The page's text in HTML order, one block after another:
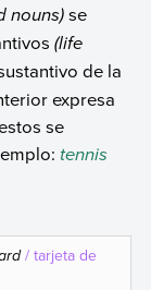
nouns)se
(life
de la
expresa
se
tennis
/ tarjeta de